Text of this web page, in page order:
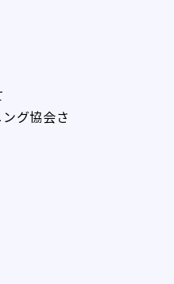
グ協会さ